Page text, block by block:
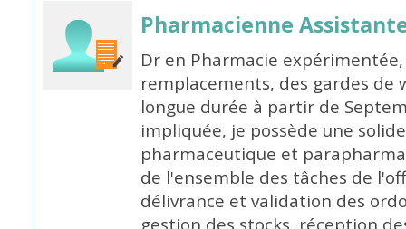
Pharmacienne
Dr en Pharmacie
remplacements, des gardes de
longue durée à partir de
impliquée, je possède une
pharmaceutique et
de l'ensemble des tâches de
délivrance et validation des